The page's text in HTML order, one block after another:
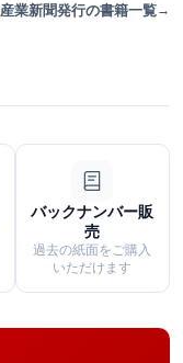
産業新聞発行の書籍一覧
バックナンバー販
売
過去の紙面をご購入
いただけます